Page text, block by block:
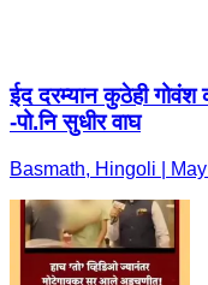
ईद दरम्यान कुठेही गोवंश
-पो.नि सुधीर वाघ
Basmath, Hingoli |